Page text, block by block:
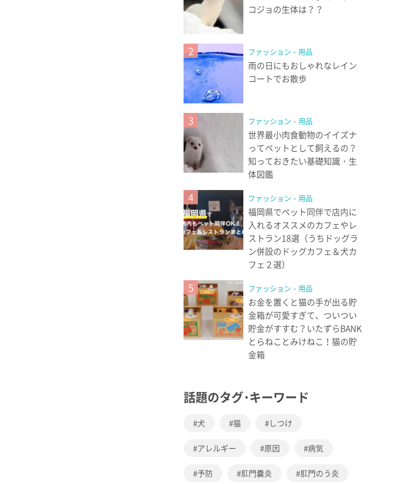
コジョの生体は？？
2 ファッション・用品
雨の日にもおしゃれなレイン
コートでお散歩
3 ファッション・用品
世界最小肉食動物のイイズナ
ってペットとして飼えるの？
知っておきたい基礎知識・生
体図鑑
4 ファッション・用品
福岡県でペット同伴で店内に
入れるオススメのカフェやレ
ストラン18選（うちドッグラ
ン併設のドッグカフェ＆犬カ
フェ２選）
5 ファッション・用品
お金を置くと猫の手が出る貯
金箱が可愛すぎて、ついつい
貯金がすすむ？いたずらBANK
とらねことみけねこ！猫の貯
金箱
話題のタグ･キーワード
犬 猫 しつけ
アレルギー 原因 病気
予防 肛門嚢炎 肛門のう炎